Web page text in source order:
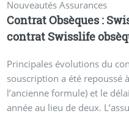
Nouveautés Assurances
Contrat Obsèques :
contrat Swisslife
Principales évolutions du
souscription a été repoussé
l’ancienne formule) et le
année au lieu de deux.